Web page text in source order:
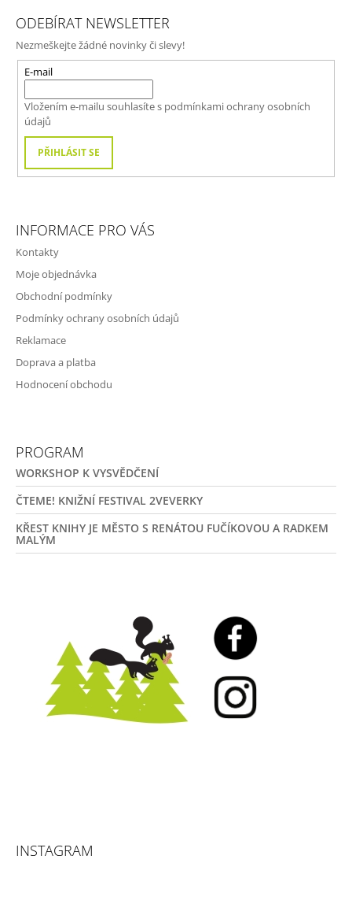
ODEBÍRAT NEWSLETTER
Nezmeškejte žádné novinky či slevy!
E-mail
Vložením e-mailu souhlasíte s podmínkami ochrany osobních
údajů
PŘIHLÁSIT SE
INFORMACE PRO VÁS
Kontakty
Moje objednávka
Obchodní podmínky
Podmínky ochrany osobních údajů
Reklamace
Doprava a platba
Hodnocení obchodu
PROGRAM
WORKSHOP K VYSVĚDČENÍ
ČTEME! KNIŽNÍ FESTIVAL 2VEVERKY
KŘEST KNIHY JE MĚSTO S RENÁTOU FUČÍKOVOU A RADKEM
MALÝM
INSTAGRAM